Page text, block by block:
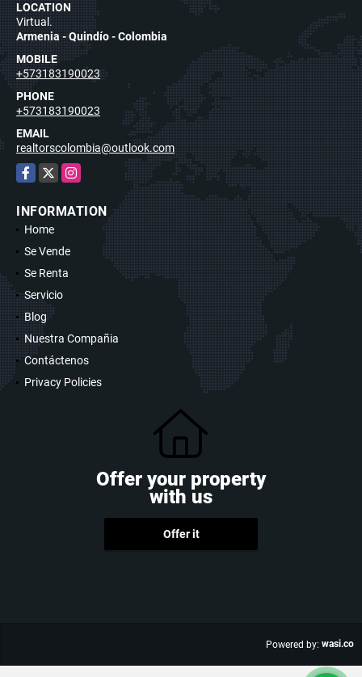
LOCATION
Virtual.
Armenia - Quindío - Colombia
MOBILE
+573183190023
PHONE
+573183190023
EMAIL
realtorscolombia@outlook.com
Facebook
X Instagram
INFORMATION
Home
Se Vende
Se Renta
Servicio
Blog
Nuestra Compañia
Contáctenos
Privacy Policies
Offer your property
with us
Offer it
Powered by: wasi.co